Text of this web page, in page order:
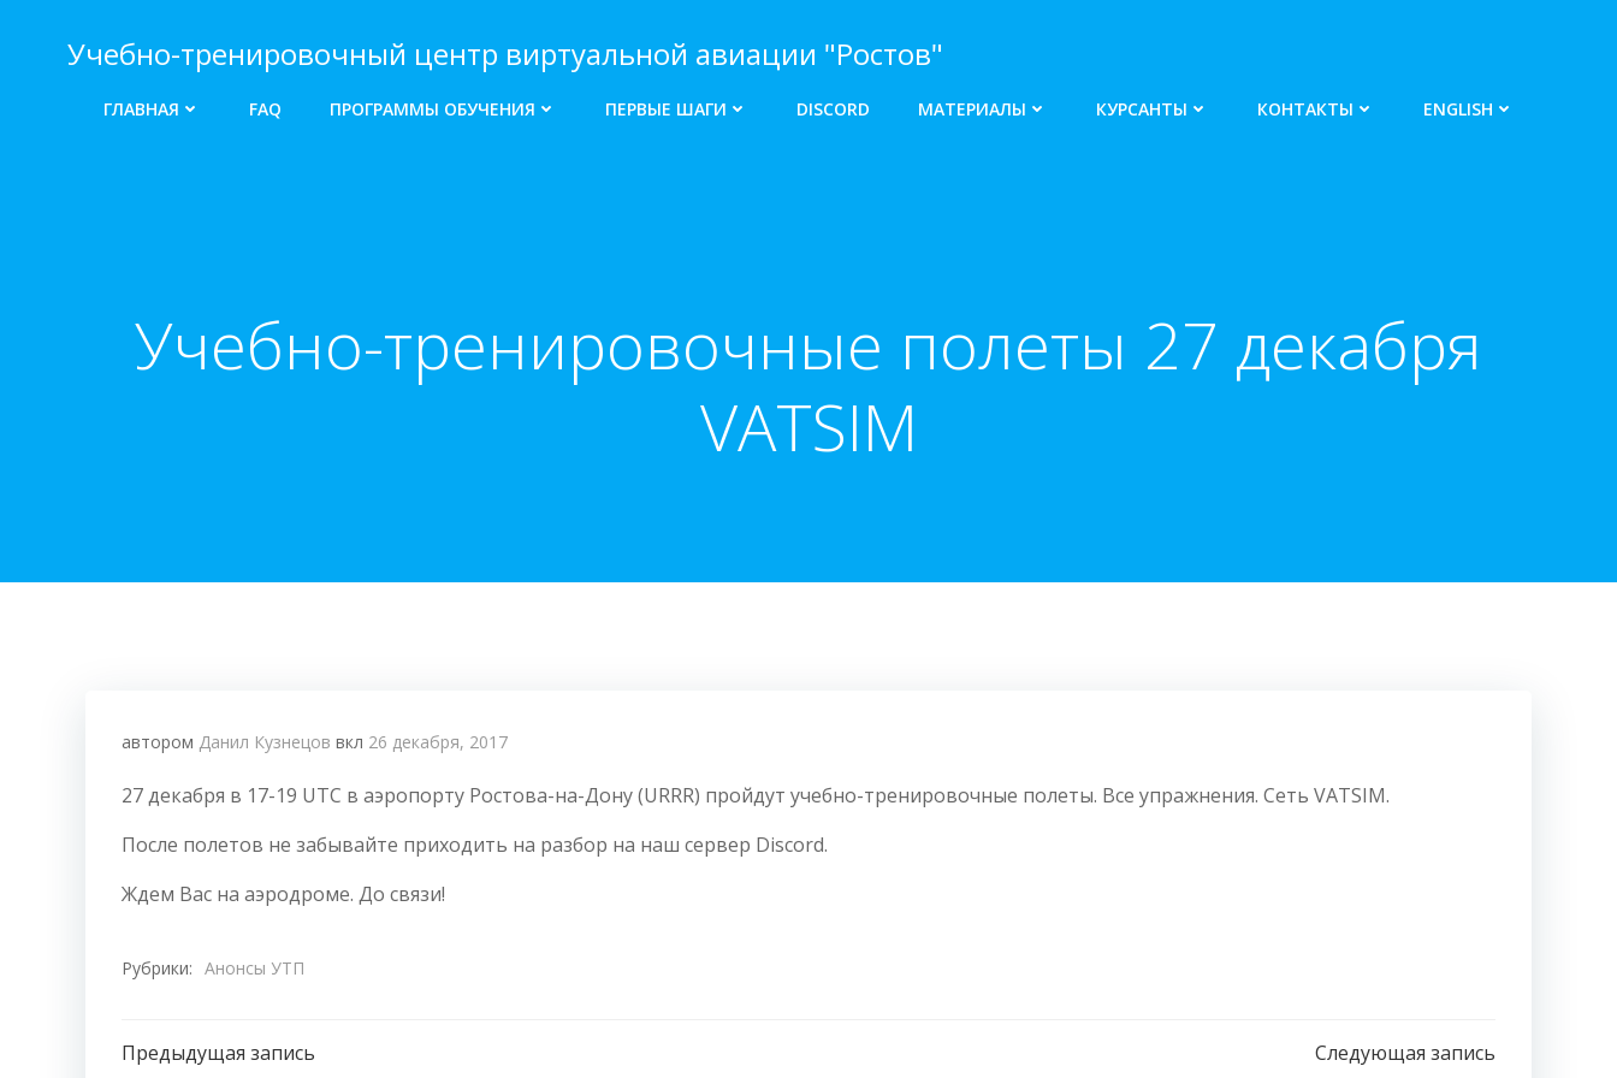
содержимомуУчебно-тренировочный центр виртуальной авиации "Ростов"
ГЛАВНАЯ FAQ ПРОГРАММЫ ОБУЧЕНИЯ ПЕРВЫЕ ШАГИ DISCORD МАТЕРИАЛЫ КУРСАНТЫ КОНТАКТЫ ENGLISH
Учебно-тренировочные полеты 27 декабря
VATSIM
автором Данил Кузнецов вкл 26 декабря, 2017
27 декабря в 17-19 UTC в аэропорту Ростова-на-Дону (URRR) пройдут учебно-тренировочные полеты. Все упражнения. Сеть VATSIM.
После полетов не забывайте приходить на разбор на наш сервер Discord.
Ждем Вас на аэродроме. До связи!
Рубрики: Анонсы УТП
Навигация
Предыдущая запись Следующая запись